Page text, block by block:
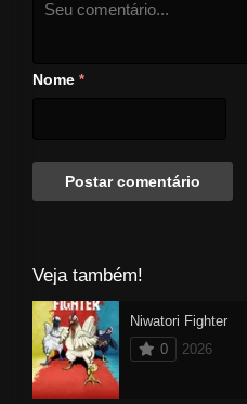
Nome *
Veja também!
Niwatori Fighter
0
2026